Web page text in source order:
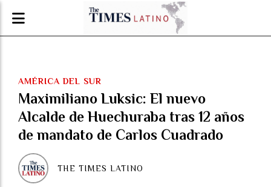
Maximiliano Luksic: El nuevo
Alcalde de Huechuraba tras 12 años
de mandato de Carlos Cuadrado
AMÉRICA DEL SUR
THE TIMES LATINO